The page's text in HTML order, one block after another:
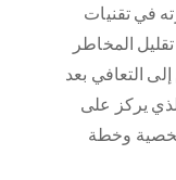
في تقنيات
المخاطر
التعافي بعد
يركز على
وخطة